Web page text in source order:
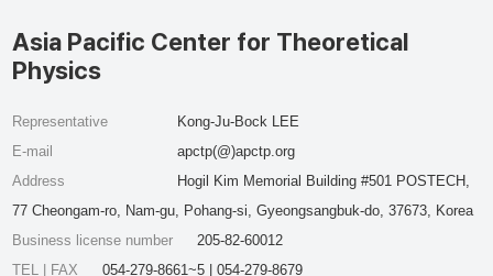
Asia Pacific Center for Theoretical
Physics
Representative
Kong-Ju-Bock LEE
E-mail
apctp(@)apctp.org
Address
Hogil Kim Memorial Building #501 POSTECH,
77 Cheongam-ro, Nam-gu, Pohang-si, Gyeongsangbuk-do, 37673, Korea
Business license number
205-82-60012
TEL | FAX
054-279-8661~5 | 054-279-8679